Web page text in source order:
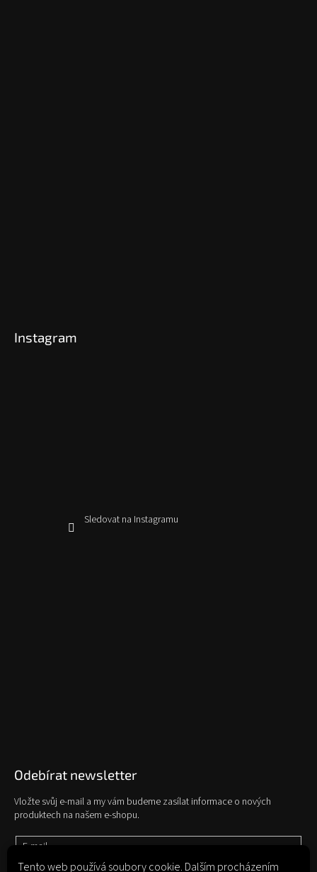
Tento web používá soubory cookie. Dalším procházením
Instagram
Sledovat na Instagramu
Odebírat newsletter
Vložte svůj e-mail a my vám budeme zasílat informace o nových
produktech na našem e-shopu.
E-mail